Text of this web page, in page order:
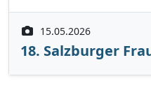
15.05.2026
18. Salzburger